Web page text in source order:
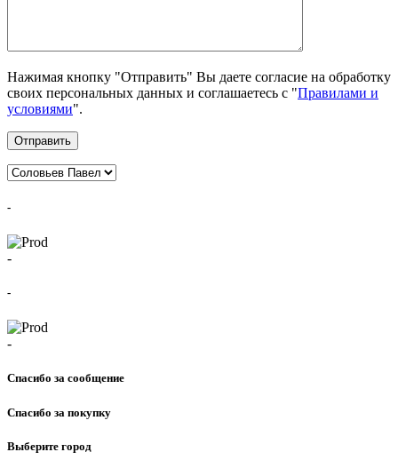
Нажимая кнопку "Отправить" Вы даете согласие на обработку
своих персональных данных и соглашаетесь с "Правилами и
условиями".
Отправить
-
-
-
-
Спасибо за сообщение
Спасибо за покупку
Выберите город